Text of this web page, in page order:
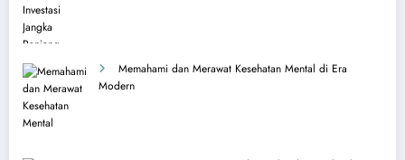
Memahami dan Merawat Kesehatan Mental di Era
Modern